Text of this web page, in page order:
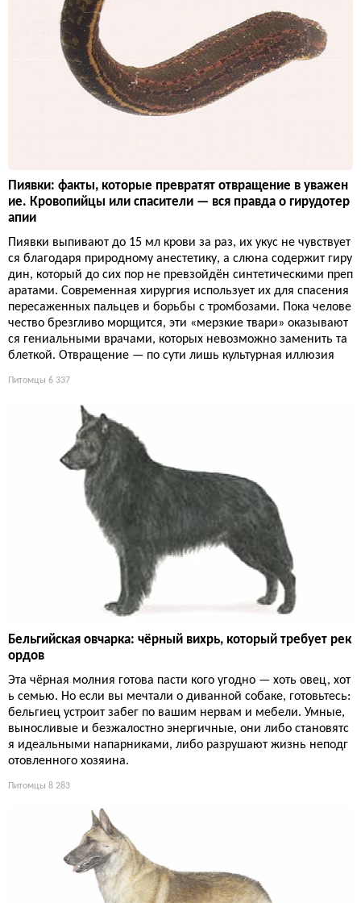
Пиявки: факты, которые превратят отвращение в уважен
ие. Кровопийцы или спасители — вся правда о гирудотер
апии
Пиявки выпивают до 15 мл крови за раз, их укус не чувствует
ся благодаря природному анестетику, а слюна содержит гиру
дин, который до сих пор не превзойдён синтетическими преп
аратами. Современная хирургия использует их для спасения
пересаженных пальцев и борьбы с тромбозами. Пока челове
чество брезгливо морщится, эти «мерзкие твари» оказывают
ся гениальными врачами, которых невозможно заменить та
блеткой. Отвращение — по сути лишь культурная иллюзия
Питомцы 6 337
Бельгийская овчарка: чёрный вихрь, который требует рек
ордов
Эта чёрная молния готова пасти кого угодно — хоть овец, хот
ь семью. Но если вы мечтали о диванной собаке, готовьтесь:
бельгиец устроит забег по вашим нервам и мебели. Умные,
выносливые и безжалостно энергичные, они либо становятс
я идеальными напарниками, либо разрушают жизнь неподг
отовленного хозяина.
Питомцы 8 283